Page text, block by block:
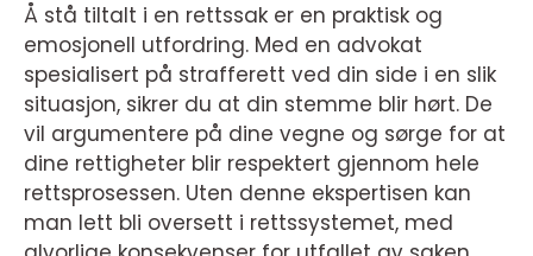
Å stå tiltalt i en rettssak er en praktisk og
emosjonell utfordring. Med en advokat
spesialisert på strafferett ved din side i en slik
situasjon, sikrer du at din stemme blir hørt. De
vil argumentere på dine vegne og sørge for at
dine rettigheter blir respektert gjennom hele
rettsprosessen. Uten denne ekspertisen kan
man lett bli oversett i rettssystemet, med